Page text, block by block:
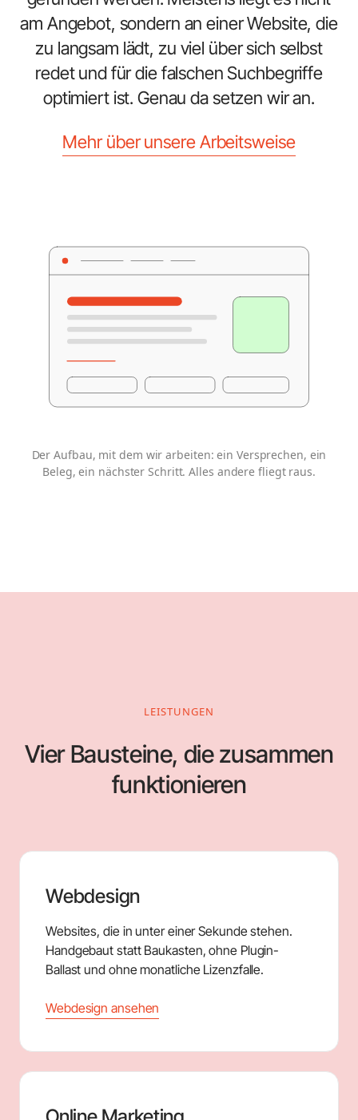
am Angebot, sondern an einer Website, die
zu langsam lädt, zu viel über sich selbst
redet und für die falschen Suchbegriffe
optimiert ist. Genau da setzen wir an.
Mehr über unsere Arbeitsweise
Der Aufbau, mit dem wir arbeiten: ein Versprechen, ein
Beleg, ein nächster Schritt. Alles andere fliegt raus.
LEISTUNGEN
Vier Bausteine, die zusammen
funktionieren
Webdesign
Websites, die in unter einer Sekunde stehen.
Handgebaut statt Baukasten, ohne Plugin-
Ballast und ohne monatliche Lizenzfalle.
Webdesign ansehen